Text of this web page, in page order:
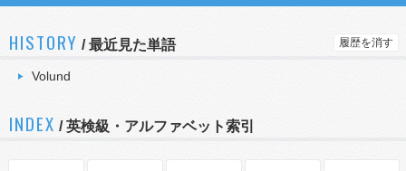
HISTORY /最近見た単語 履歴を消す
Volund
INDEX / 英検級・アルファベット索引